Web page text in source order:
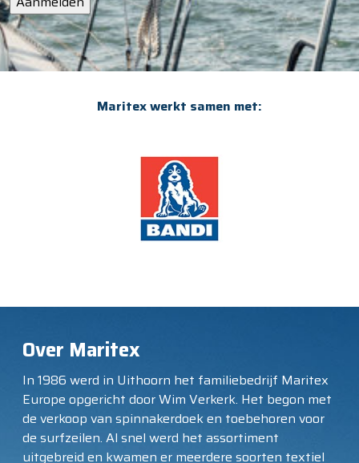
Maritex werkt samen met:
Over Maritex
In 1986 werd in Uithoorn het familiebedrijf Maritex
Europe opgericht door Wim Verkerk. Het begon met
de verkoop van spinnakerdoek en toebehoren voor
de surfzeilen. Al snel werd het assortiment
uitgebreid en kwamen er meerdere soorten textiel